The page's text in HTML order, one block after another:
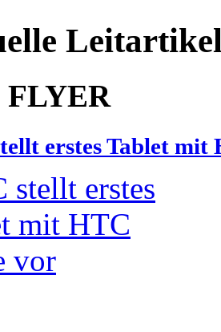
erstes Tablet mit